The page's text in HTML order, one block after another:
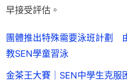
早接受評估。
團體推出特殊需要泳班計劃
教SEN學童習泳
金茶王大賽｜SEN中學生克